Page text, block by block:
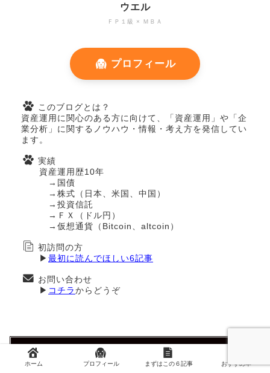
ＦＰ１級 × ＭＢＡ
ウエル
プロフィール
このブログとは？
資産運用に関心のある方に向けて、「資産運用」や「企
業分析」に関するノウハウ・情報・考え方を発信してい
ます。
実績
資産運用歴10年
→国債
→株式（日本、米国、中国）
→投資信託
→ＦＸ（ドル円）
→仮想通貨（Bitcoin、altcoin）
初訪問の方
▶ 最初に読んでほしい6記事
お問い合わせ
▶ コチラ からどうぞ
＼おススメ商品一覧／
ホーム プロフィール まずはこの６記事 おすすめ本